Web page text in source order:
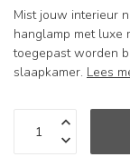
Mist jouw interieur
hanglamp met luxe
toegepast worden
slaapkamer. Lees